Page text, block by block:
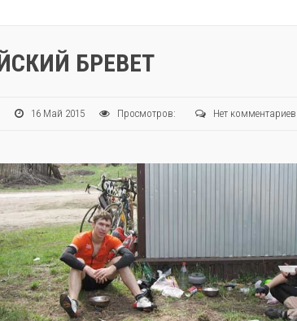
БРЕВЕТ
16 Май 2015 Просмотров: Нет комментариев